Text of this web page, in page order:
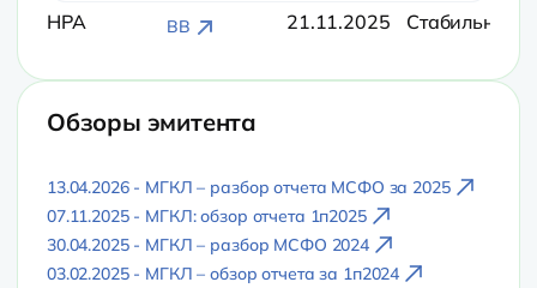
НРА BB 21.11.2025 Стабильный
Обзоры эмитента
13.04.2026 - МГКЛ – разбор отчета МСФО за 2025
07.11.2025 - МГКЛ: обзор отчета 1п2025
30.04.2025 - МГКЛ – разбор МСФО 2024
03.02.2025 - МГКЛ – обзор отчета за 1п2024